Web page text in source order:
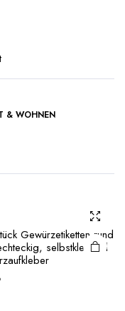
& WOHNEN
options
may be
chosen
Gewürzetiketten rund
selbstklebend